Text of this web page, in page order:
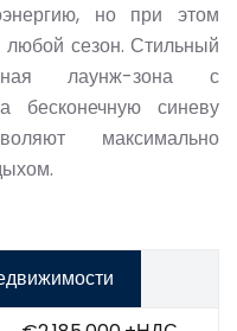
но при этом
любой сезон. Стильный
лаунж-зона с
синеву
максимально